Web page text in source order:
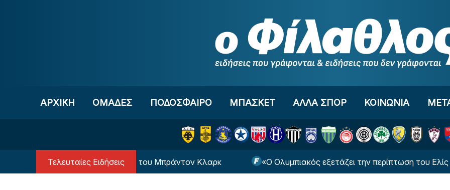
ΑΡΧΙΚΗ OΜΑΔΕΣ ΠΟΔΟΣΦΑΙΡΟ ΜΠΑΣΚΕΤ ΑΛΛΑ ΣΠΟΡ ΚΟΙΝΩΝΙΑ
Τελευταίες Ειδήσεις
NBA: Η αιτία θανάτου του Μπράντον Κλαρκ «Ο Ολυμπιακός εξετάζει την περίπτωση του Ελίς Σκίρι»